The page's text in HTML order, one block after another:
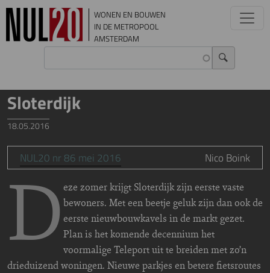
Overslaan en naar de inhoud gaan
WONEN EN BOUWEN
IN DE METROPOOL
AMSTERDAM
Sloterdijk
18.05.2016
NUL20 nr 86 mei 2016 Nico Boink
D eze zomer krijgt Sloterdijk zijn eerste vaste
bewoners. Met een beetje geluk zijn dan ook de
eerste nieuwbouwkavels in de markt gezet.
Plan is het komende decennium het
voormalige Teleport uit te breiden met zo’n
drieduizend woningen. Nieuwe parkjes en betere fietsroutes